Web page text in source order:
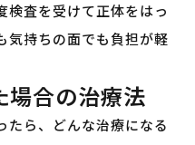
検査を受けて正体をはっ
気持ちの面でも負担が軽
場合の治療法
たら、どんな治療になる